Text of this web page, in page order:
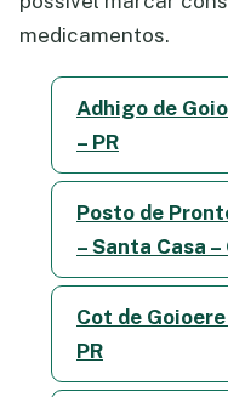
medicamentos.
Adhigo de
– PR
Posto de
– Santa Casa –
Cot de
PR